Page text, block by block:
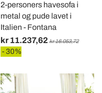
2-personers havesofa i
metal og pude lavet i
Italien - Fontana
kr 11.237,62 kr 16.053,72
- 30%